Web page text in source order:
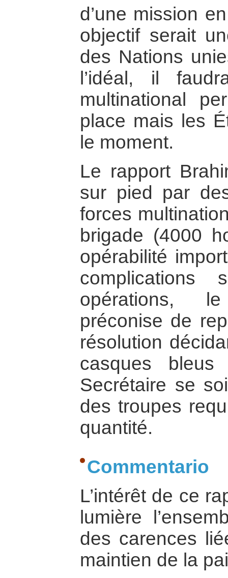
d’une mission
objectif serait
des Nations
l’idéal, il
multinational
place mais les
le moment.
Le rapport
sur pied par
forces
brigade (4000
opérabilité
opérations,
préconise de
résolution
casques
Secrétaire se
des troupes
quantité.
Commentario
L’intérêt de ce
lumière
des carences
maintien de la